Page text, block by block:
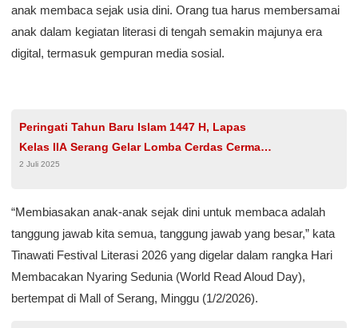
anak membaca sejak usia dini. Orang tua harus membersamai
anak dalam kegiatan literasi di tengah semakin majunya era
digital, termasuk gempuran media sosial.
Peringati Tahun Baru Islam 1447 H, Lapas
Kelas IIA Serang Gelar Lomba Cerdas Cermat
Bagi Warga Binaan
2 Juli 2025
“Membiasakan anak-anak sejak dini untuk membaca adalah
tanggung jawab kita semua, tanggung jawab yang besar,” kata
Tinawati Festival Literasi 2026 yang digelar dalam rangka Hari
Membacakan Nyaring Sedunia (World Read Aloud Day),
bertempat di Mall of Serang, Minggu (1/2/2026).